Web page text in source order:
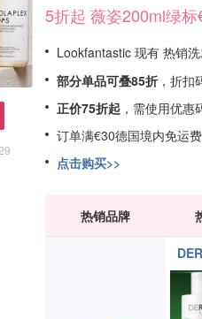
5折起 薇姿200ml绿标
Lookfantastic 现有 热销
部分单品可叠85折 ，折扣
正价75折起 ，需使用优惠
订单满€30德国境内免运
点击购买>>
热销品牌